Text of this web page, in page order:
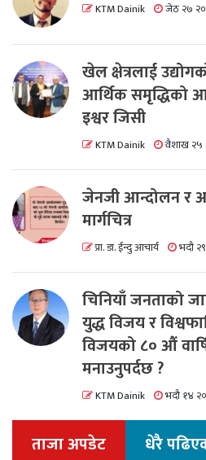
KTM Dainik जेठ २७
खेल क्षेत्रलाई
आर्थिक समृद्धिको
इश्वर जिसी
KTM Dainik वैशाख २५
जेनजी आन्दोलन र
मार्गचित्र
प्रा. डा. ईन्दु आचार्य भदौ
चिनियाँ जनताको
युद्ध विजय र
विजयको ८० औं
मनाउनुपर्दछ ?
KTM Dainik भदौ १४
ताजा अपडेट धेरै